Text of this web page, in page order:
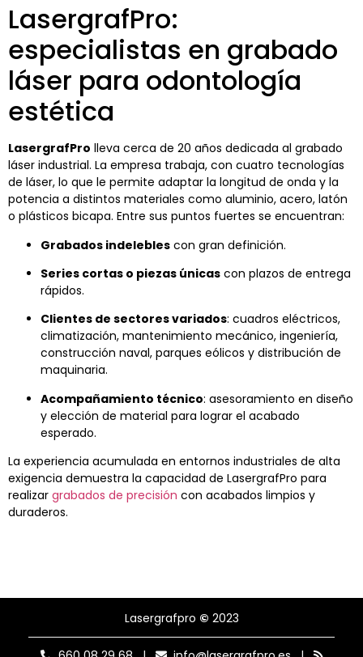
LasergrafPro:
especialistas en grabado
láser para odontología
estética
LasergrafPro lleva cerca de 20 años dedicada al grabado
láser industrial. La empresa trabaja, con cuatro tecnologías
de láser, lo que le permite adaptar la longitud de onda y la
potencia a distintos materiales como aluminio, acero, latón
o plásticos bicapa. Entre sus puntos fuertes se encuentran:
Grabados indelebles con gran definición.
Series cortas o piezas únicas con plazos de entrega
rápidos.
Clientes de sectores variados: cuadros eléctricos,
climatización, mantenimiento mecánico, ingeniería,
construcción naval, parques eólicos y distribución de
maquinaria.
Acompañamiento técnico: asesoramiento en diseño
y elección de material para lograr el acabado
esperado.
La experiencia acumulada en entornos industriales de alta
exigencia demuestra la capacidad de LasergrafPro para
realizar grabados de precisión con acabados limpios y
duraderos.
Lasergrafpro © 2023